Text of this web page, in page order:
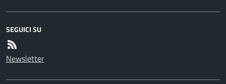
SEGUICI SU
Newsletter